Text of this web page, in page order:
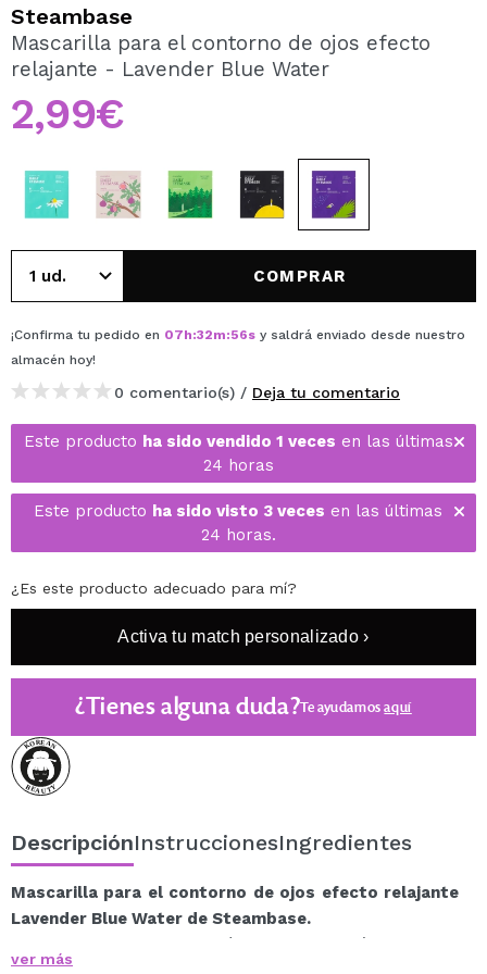
Al crear una cuenta en Maquillalia.com podrás realizar
tus compras rápidamente, revisar el estado de tus
CREAR CUENTA
Steambase
Mascarilla para el contorno de ojos efecto
relajante - Lavender Blue Water
2,99€
COMPRAR
¡Confirma tu pedido en 07h:32m:55s y saldrá enviado desde nuestro
almacén hoy!
0 comentario(s) / Deja tu comentario
Este producto ha sido vendido 1 veces en las últimas
24 horas
Este producto ha sido visto 3 veces en las últimas
24 horas.
¿Es este producto adecuado para mí?
Activa tu match personalizado ›
¿Tienes alguna duda?Te ayudamosaquí
DescripciónInstruccionesIngredientes
Mascarilla para el contorno de ojos efecto relajante
Lavender Blue Water de Steambase.
Cuando llega el final del día y tus ojos están agotados
ver más